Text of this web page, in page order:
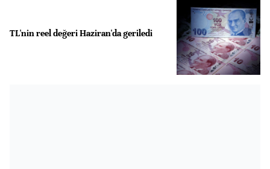
TL'nin reel değeri Haziran'da geriledi